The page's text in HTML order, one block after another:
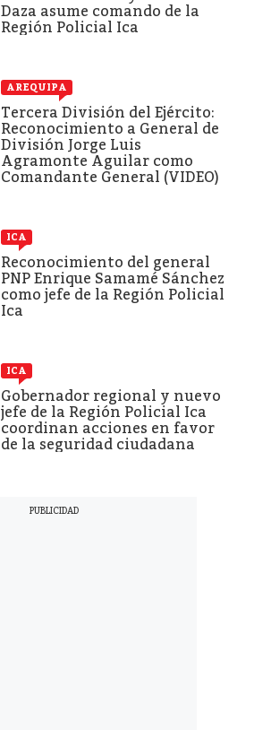
Daza asume comando de la
Región Policial Ica
AREQUIPA
Tercera División del Ejército:
Reconocimiento a General de
División Jorge Luis
Agramonte Aguilar como
Comandante General (VIDEO)
ICA
Reconocimiento del general
PNP Enrique Samamé Sánchez
como jefe de la Región Policial
Ica
ICA
Gobernador regional y nuevo
jefe de la Región Policial Ica
coordinan acciones en favor
de la seguridad ciudadana